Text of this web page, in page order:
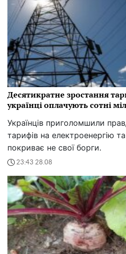
Десятикратне зростання
українці оплачують сотні
Українців приголомшили
тарифів на електроенергію
покриває не свої борги.
23:43 28.08